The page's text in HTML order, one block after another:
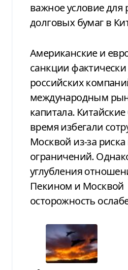
важное условие
долговых бумаг в
Американские и
санкции
российских
международным
капитала.
время избегали
Москвой из-за
ограничений.
углубления
Пекином и Москвой
осторожность